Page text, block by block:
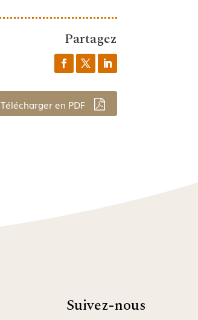
Partagez
Télécharger en PDF
Suivez-nous